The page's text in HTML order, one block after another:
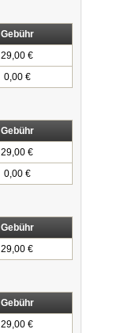
Gebühr
29,00 €
0,00 €
Gebühr
29,00 €
0,00 €
Gebühr
29,00 €
Gebühr
29,00 €